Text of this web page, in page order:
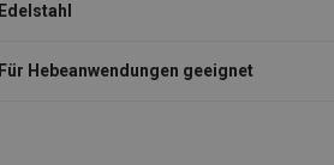
Edelstahl
Für Hebeanwendungen geeignet